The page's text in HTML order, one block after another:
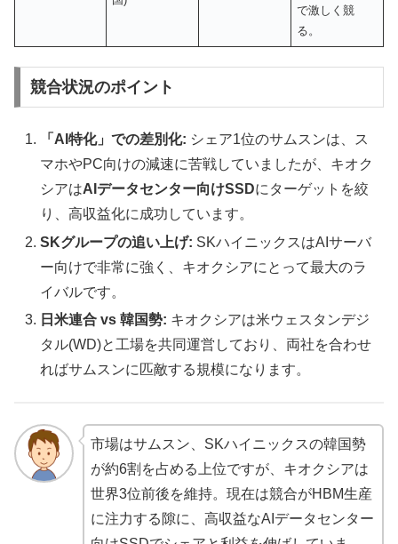
で激しく競
る。
競合状況のポイント
「AI特化」での差別化: シェア1位のサムスンは、ス
マホやPC向けの減速に苦戦していましたが、キオク
シアはAIデータセンター向けSSDにターゲットを絞
り、高収益化に成功しています。
SKグループの追い上げ: SKハイニックスはAIサーバ
ー向けで非常に強く、キオクシアにとって最大のラ
イバルです。
日米連合 vs 韓国勢: キオクシアは米ウェスタンデジ
タル(WD)と工場を共同運営しており、両社を合わせ
ればサムスンに匹敵する規模になります。
市場はサムスン、SKハイニックスの韓国勢
が約6割を占める上位ですが、キオクシアは
世界3位前後を維持。現在は競合がHBM生産
に注力する隙に、高収益なAIデータセンター